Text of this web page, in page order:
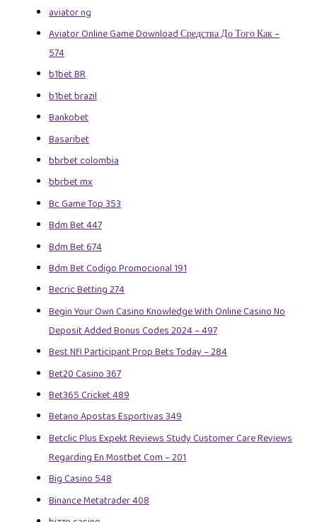
aviator ng
Aviator Online Game Download Средства До Того Как –
574
b1bet BR
b1bet brazil
Bankobet
Basaribet
bbrbet colombia
bbrbet mx
Bc Game Top 353
Bdm Bet 447
Bdm Bet 674
Bdm Bet Codigo Promocional 191
Becric Betting 274
Begin Your Own Casino Knowledge With Online Casino No
Deposit Added Bonus Codes 2024 – 497
Best Nfl Participant Prop Bets Today – 284
Bet20 Casino 367
Bet365 Cricket 489
Betano Apostas Esportivas 349
Betclic Plus Expekt Reviews Study Customer Care Reviews
Regarding En Mostbet Com – 201
Big Casino 548
Binance Metatrader 408